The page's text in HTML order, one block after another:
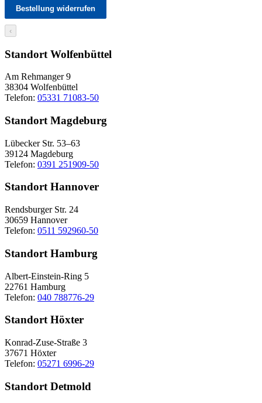
Bestellung widerrufen
‹
Standort Wolfenbüttel
Am Rehmanger 9
38304 Wolfenbüttel
Telefon: 05331 71083-50
Standort Magdeburg
Lübecker Str. 53–63
39124 Magdeburg
Telefon: 0391 251909-50
Standort Hannover
Rendsburger Str. 24
30659 Hannover
Telefon: 0511 592960-50
Standort Hamburg
Albert-Einstein-Ring 5
22761 Hamburg
Telefon: 040 788776-29
Standort Höxter
Konrad-Zuse-Straße 3
37671 Höxter
Telefon: 05271 6996-29
Standort Detmold